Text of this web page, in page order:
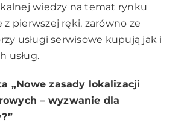
wiedzy na temat rynku
z pierwszej ręki, zarówno ze
usługi serwisowe kupują jak i
usług.
„Nowe zasady lokalizacji
– wyzwanie dla